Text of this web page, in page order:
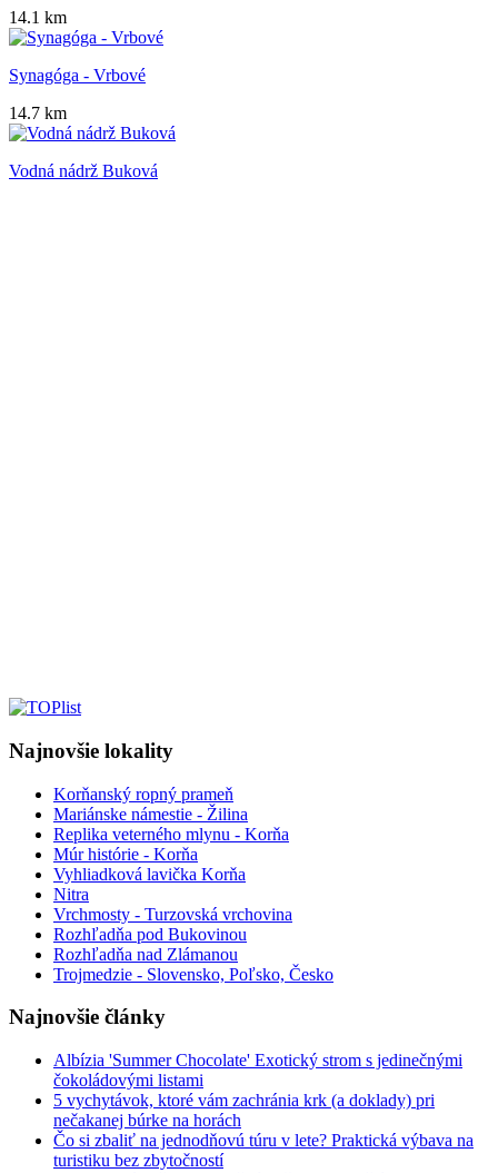
14.1 km
Synagóga - Vrbové
14.7 km
Vodná nádrž Buková
Najnovšie lokality
Korňanský ropný prameň
Mariánske námestie - Žilina
Replika veterného mlynu - Korňa
Múr histórie - Korňa
Vyhliadková lavička Korňa
Nitra
Vrchmosty - Turzovská vrchovina
Rozhľadňa pod Bukovinou
Rozhľadňa nad Zlámanou
Trojmedzie - Slovensko, Poľsko, Česko
Najnovšie články
Albízia 'Summer Chocolate' Exotický strom s jedinečnými
čokoládovými listami
5 vychytávok, ktoré vám zachránia krk (a doklady) pri
nečakanej búrke na horách
Čo si zbaliť na jednodňovú túru v lete? Praktická výbava na
turistiku bez zbytočností